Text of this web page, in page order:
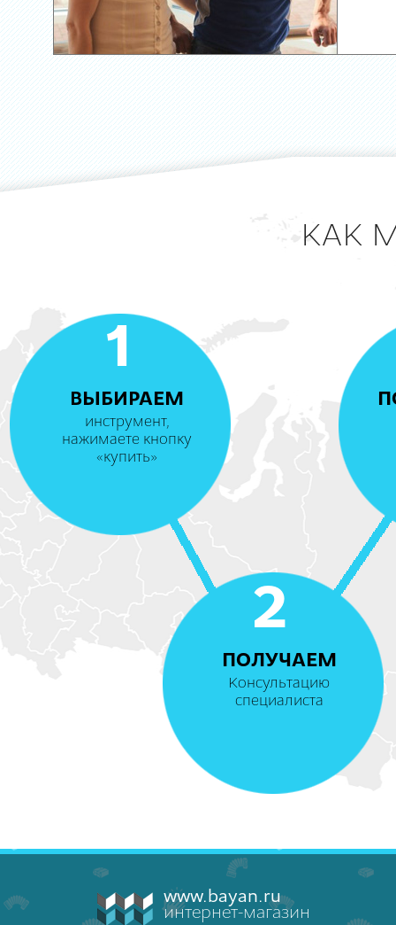
КАК
1
ВЫБИРАЕМ
инструмент,
нажимаете кнопку
«купить»
2
ПОЛУЧАЕМ
Консультацию
специалиста
www.bayan.ru
интернет-магазин